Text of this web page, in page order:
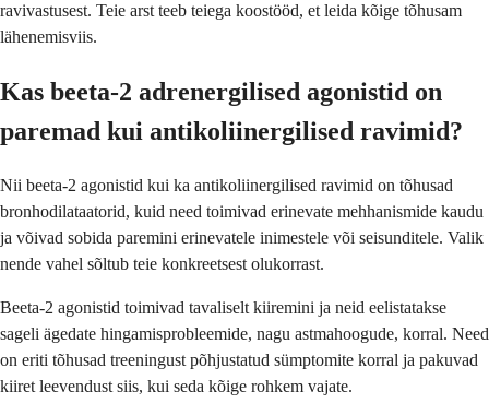
ravivastusest. Teie arst teeb teiega koostööd, et leida kõige tõhusam
lähenemisviis.
Kas beeta-2 adrenergilised agonistid on
paremad kui antikoliinergilised ravimid?
Nii beeta-2 agonistid kui ka antikoliinergilised ravimid on tõhusad
bronhodilataatorid, kuid need toimivad erinevate mehhanismide kaudu
ja võivad sobida paremini erinevatele inimestele või seisunditele. Valik
nende vahel sõltub teie konkreetsest olukorrast.
Beeta-2 agonistid toimivad tavaliselt kiiremini ja neid eelistatakse
sageli ägedate hingamisprobleemide, nagu astmahoogude, korral. Need
on eriti tõhusad treeningust põhjustatud sümptomite korral ja pakuvad
kiiret leevendust siis, kui seda kõige rohkem vajate.